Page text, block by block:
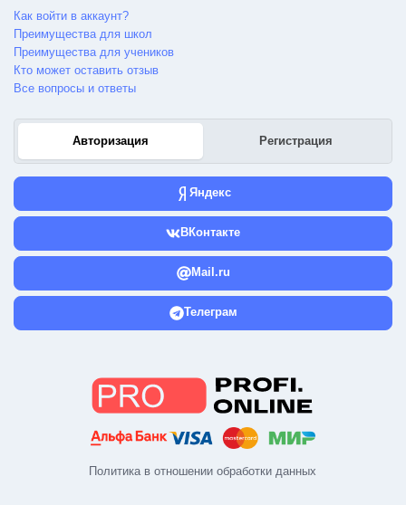
Политика в отношении обработки данных
Как войти в аккаунт?
Преимущества для школ
Преимущества для учеников
Кто может оставить отзыв
Все вопросы и ответы
Авторизация Регистрация
Яндекс
ВКонтакте
Mail.ru
Телеграм